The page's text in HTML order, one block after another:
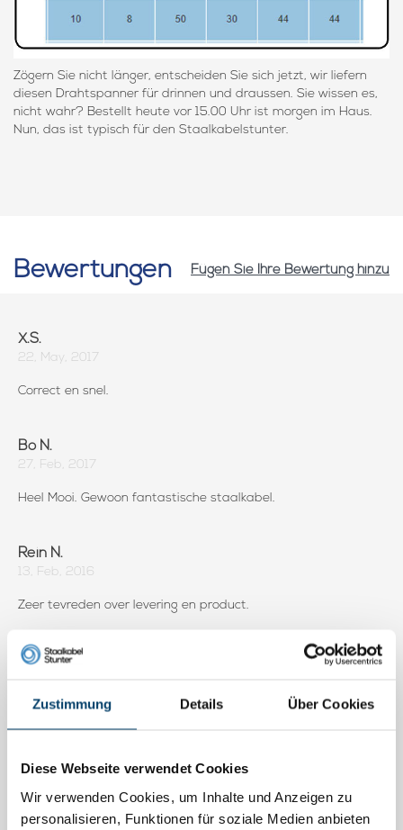
Zustimmung Details Über Cookies
Diese Webseite verwendet Cookies
Wir verwenden Cookies, um Inhalte und Anzeigen zu
personalisieren, Funktionen für soziale Medien anbieten
Zögern Sie nicht länger, entscheiden Sie sich jetzt, wir liefern
diesen Drahtspanner für drinnen und draussen. Sie wissen es,
nicht wahr? Bestellt heute vor 15.00 Uhr ist morgen im Haus.
Nun, das ist typisch für den Staalkabelstunter.
Bewertungen Fügen Sie Ihre Bewertung hinzu
X.S.
22, May, 2017
Correct en snel.
Bo N.
27, Feb, 2017
Heel Mooi. Gewoon fantastische staalkabel.
Rein N.
13, Feb, 2016
Zeer tevreden over levering en product.
Rein N.
Zeer tevreden over levering en product.
Jim K.
Review draadspanner, Hij werkte helemaal top! Goedkoop en